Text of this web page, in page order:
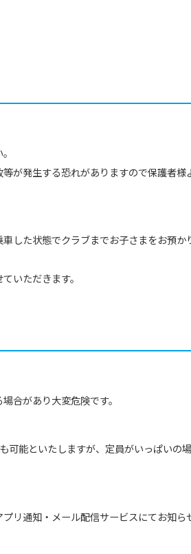
が発生する恐れがありますので保護者
した状態でクラブまでお子さまをお預
いただきます。
合があり大変危険です。
能といたしますが、定員がいっぱいの
リ通知・メール配信サービスにてお知ら
official website is
translated into
the link below (start
to return to
use an automatic
the Japanese
translation.